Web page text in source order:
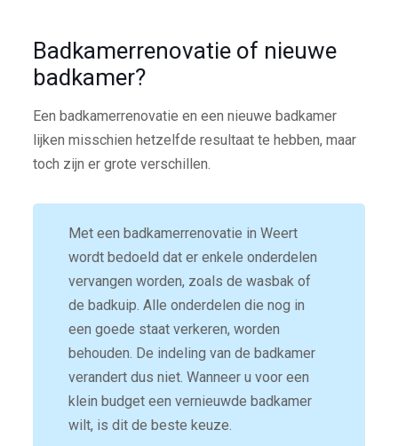
Badkamerrenovatie of nieuwe
badkamer?
Een badkamerrenovatie en een nieuwe badkamer
lijken misschien hetzelfde resultaat te hebben, maar
toch zijn er grote verschillen.
Met een badkamerrenovatie in Weert
wordt bedoeld dat er enkele onderdelen
vervangen worden, zoals de wasbak of
de badkuip. Alle onderdelen die nog in
een goede staat verkeren, worden
behouden. De indeling van de badkamer
verandert dus niet. Wanneer u voor een
klein budget een vernieuwde badkamer
wilt, is dit de beste keuze.